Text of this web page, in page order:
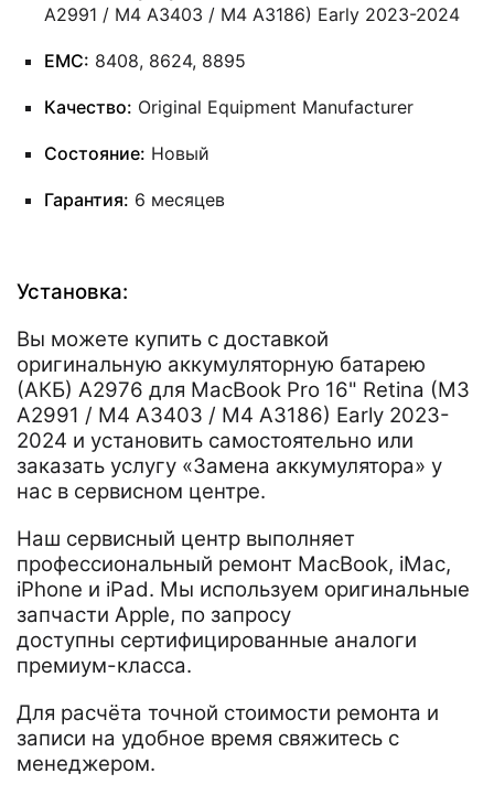
A2991 / M4 A3403 / M4 A3186) Early 2023-2024
EMC: 8408, 8624, 8895
Качество: Original Equipment Manufacturer
Состояние: Новый
Гарантия: 6 месяцев
Установка:
Вы можете купить с доставкой
оригинальную аккумуляторную батарею
(АКБ) A2976 для MacBook Pro 16" Retina (M3
A2991 / M4 A3403 / M4 A3186) Early 2023-
2024 и установить самостоятельно или
заказать услугу «Замена аккумулятора» у
нас в сервисном центре.
Наш сервисный центр выполняет
профессиональный ремонт MacBook, iMac,
iPhone и iPad. Мы используем оригинальные
запчасти Apple, по запросу
доступны сертифицированные аналоги
премиум-класса.
Для расчёта точной стоимости ремонта и
записи на удобное время свяжитесь с
менеджером.